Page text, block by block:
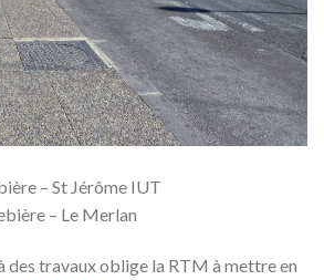
– St Jérôme IUT
– Le Merlan
des travaux oblige la RTM à mettre en